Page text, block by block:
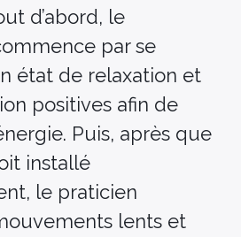
d’abord, le
par se
état de relaxation et
positives afin de
Puis, après que
installé
le praticien
lents et